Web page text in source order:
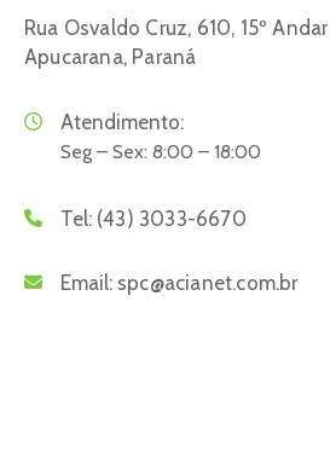
Rua Osvaldo Cruz, 610, 15º Andar
Apucarana, Paraná
Atendimento:
Seg – Sex: 8:00 – 18:00
Tel: (43) 3033-6670
Email: spc@acianet.com.br